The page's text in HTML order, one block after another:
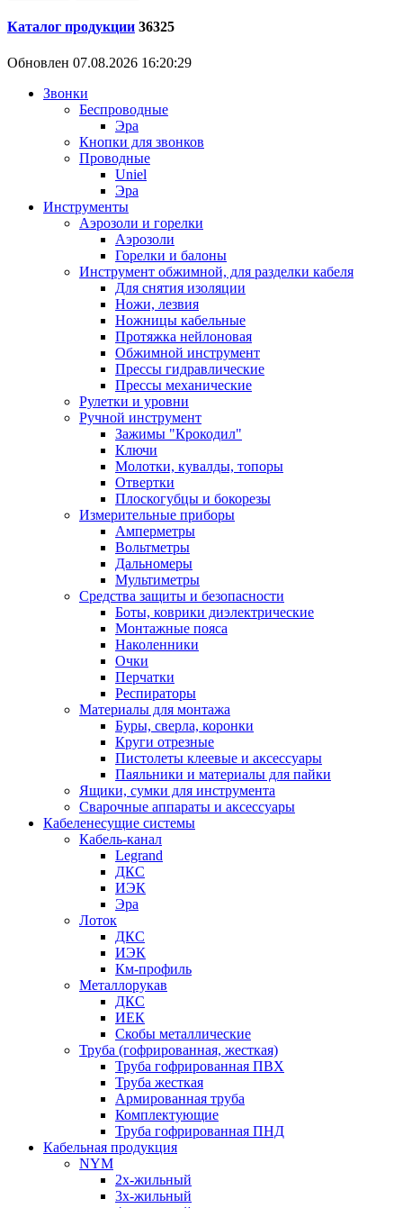
Каталог продукции 36325
Обновлен 07.08.2026 16:20:29
Звонки
Беспроводные
Эра
Кнопки для звонков
Проводные
Uniel
Эра
Инструменты
Аэрозоли и горелки
Аэрозоли
Горелки и балоны
Инструмент обжимной, для разделки кабеля
Для снятия изоляции
Ножи, лезвия
Ножницы кабельные
Протяжка нейлоновая
Обжимной инструмент
Прессы гидравлические
Прессы механические
Рулетки и уровни
Ручной инструмент
Зажимы "Крокодил"
Ключи
Молотки, кувалды, топоры
Отвертки
Плоскогубцы и бокорезы
Измерительные приборы
Амперметры
Вольтметры
Дальномеры
Мультиметры
Средства защиты и безопасности
Боты, коврики диэлектрические
Монтажные пояса
Наколенники
Очки
Перчатки
Респираторы
Материалы для монтажа
Буры, сверла, коронки
Круги отрезные
Пистолеты клеевые и аксессуары
Паяльники и материалы для пайки
Ящики, сумки для инструмента
Сварочные аппараты и аксессуары
Кабеленесущие системы
Кабель-канал
Legrand
ДКС
ИЭК
Эра
Лоток
ДКС
ИЭК
Км-профиль
Металлорукав
ДКС
ИЕК
Скобы металлические
Труба (гофрированная, жесткая)
Труба гофрированная ПВХ
Труба жесткая
Армированная труба
Комплектующие
Труба гофрированная ПНД
Кабельная продукция
NYM
2х-жильный
3х-жильный